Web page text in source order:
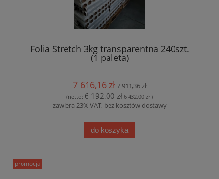
Folia Stretch 3kg transparentna 240szt.
(1 paleta)
7 616,16 zł7 911,36 zł
(netto: 6 192,00 zł 6 432,00 zł )
zawiera 23% VAT, bez kosztów dostawy
do koszyka
promocja